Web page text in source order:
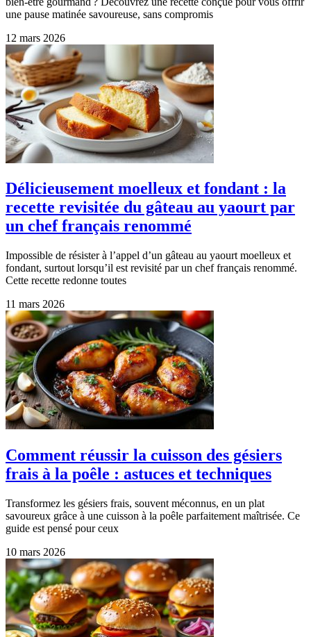
une pause matinée savoureuse, sans compromis
12 mars 2026
Délicieusement moelleux et fondant : la
recette revisitée du gâteau au yaourt par
un chef français renommé
Impossible de résister à l’appel d’un gâteau au yaourt moelleux et
fondant, surtout lorsqu’il est revisité par un chef français renommé.
Cette recette redonne toutes
11 mars 2026
Comment réussir la cuisson des gésiers
frais à la poêle : astuces et techniques
Transformez les gésiers frais, souvent méconnus, en un plat
savoureux grâce à une cuisson à la poêle parfaitement maîtrisée. Ce
guide est pensé pour ceux
10 mars 2026